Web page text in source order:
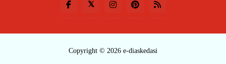
Copyright © 2026 e-diaskedasi